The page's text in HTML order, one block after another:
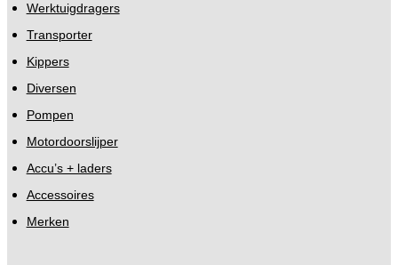
Werktuigdragers
Transporter
Kippers
Diversen
Pompen
Motordoorslijper
Accu’s + laders
Accessoires
Merken